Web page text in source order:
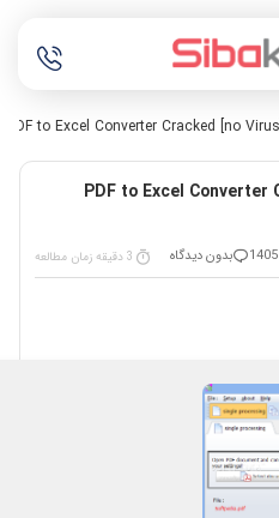
PDF to Excel Converter Cracked [no
PDF to Excel
بدون دیدگاه 3 دقیقه زمان مطالعه